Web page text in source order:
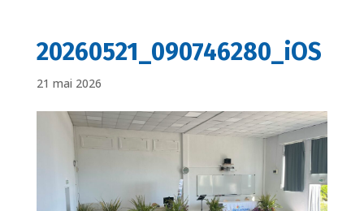
20260521_090746280_iOS
21 mai 2026